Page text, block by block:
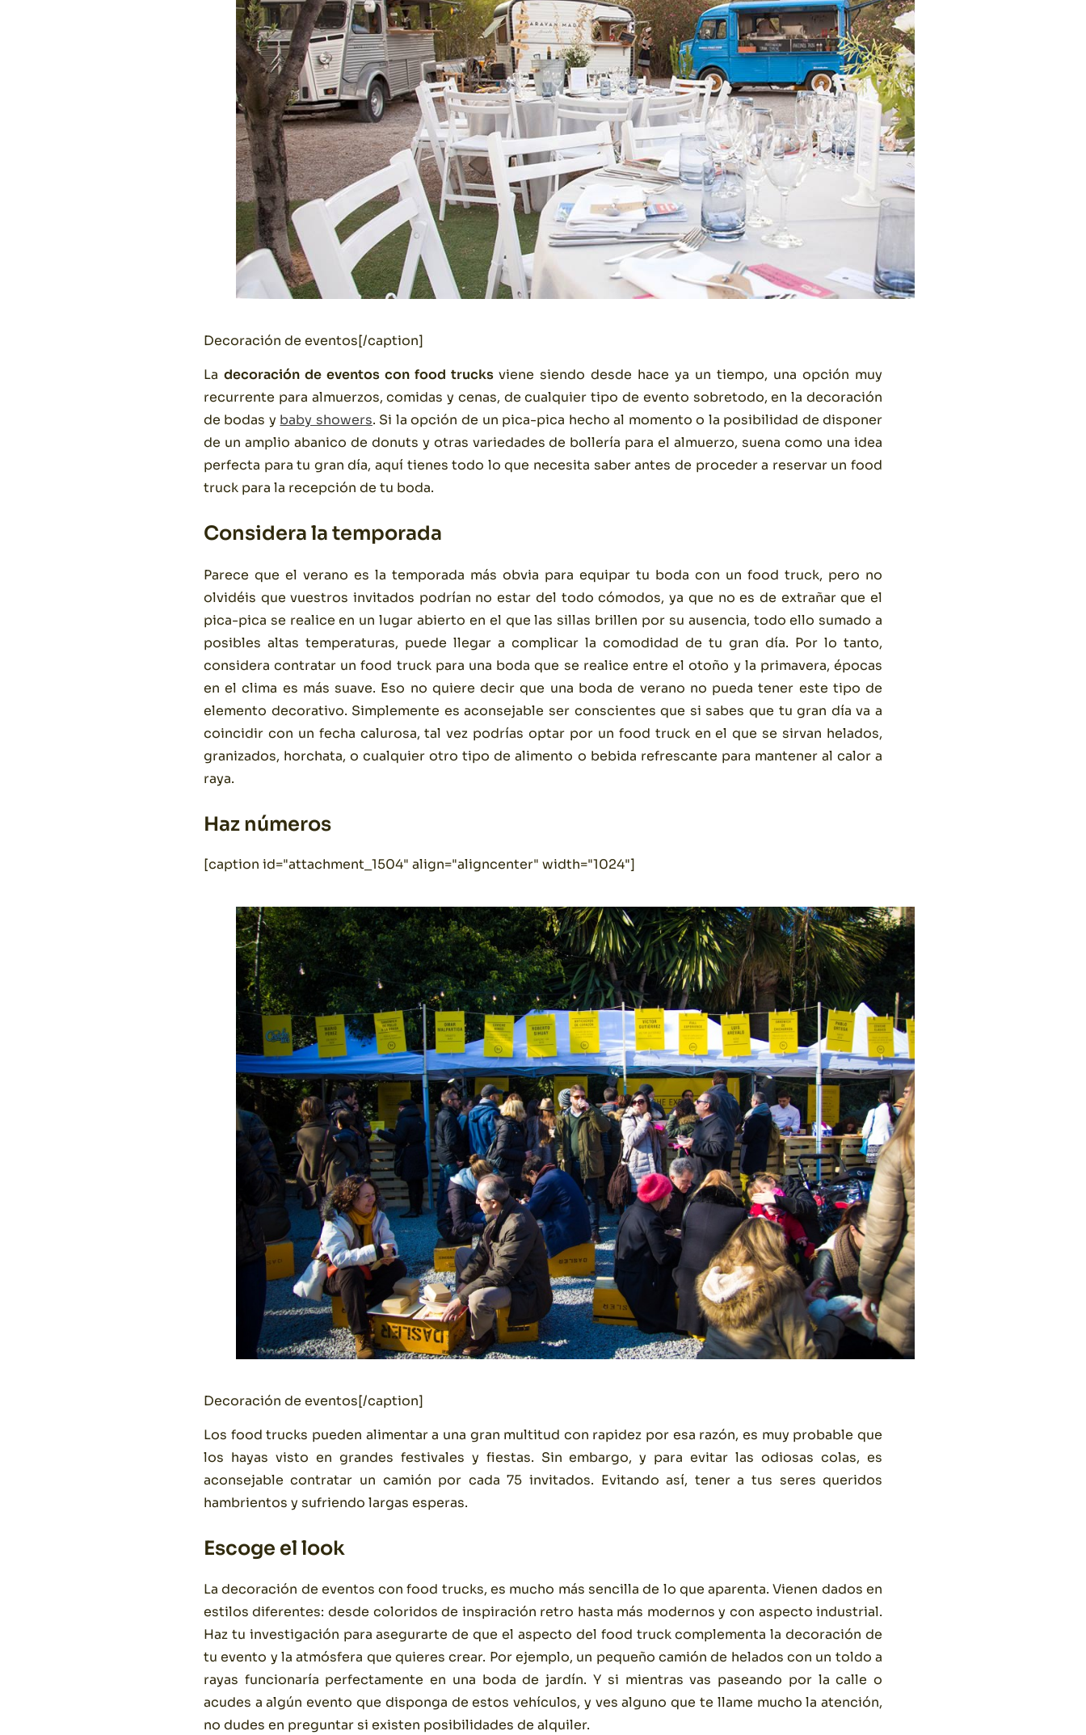
Decoración de eventos[/caption]
La decoración de eventos con food trucks viene siendo desde hace ya un tiempo, una opción muy
recurrente para almuerzos, comidas y cenas, de cualquier tipo de evento sobretodo, en la decoración
de bodas y baby showers. Si la opción de un pica-pica hecho al momento o la posibilidad de disponer
de un amplio abanico de donuts y otras variedades de bollería para el almuerzo, suena como una idea
perfecta para tu gran día, aquí tienes todo lo que necesita saber antes de proceder a reservar un food
truck para la recepción de tu boda.
Considera la temporada
Parece que el verano es la temporada más obvia para equipar tu boda con un food truck, pero no
olvidéis que vuestros invitados podrían no estar del todo cómodos, ya que no es de extrañar que el
pica-pica se realice en un lugar abierto en el que las sillas brillen por su ausencia, todo ello sumado a
posibles altas temperaturas, puede llegar a complicar la comodidad de tu gran día. Por lo tanto,
considera contratar un food truck para una boda que se realice entre el otoño y la primavera, épocas
en el clima es más suave. Eso no quiere decir que una boda de verano no pueda tener este tipo de
elemento decorativo. Simplemente es aconsejable ser conscientes que si sabes que tu gran día va a
coincidir con un fecha calurosa, tal vez podrías optar por un food truck en el que se sirvan helados,
granizados, horchata, o cualquier otro tipo de alimento o bebida refrescante para mantener al calor a
raya.
Haz números
[caption id="attachment_1504" align="aligncenter" width="1024"]
Decoración de eventos[/caption]
Los food trucks pueden alimentar a una gran multitud con rapidez por esa razón, es muy probable que
los hayas visto en grandes festivales y fiestas. Sin embargo, y para evitar las odiosas colas, es
aconsejable contratar un camión por cada 75 invitados. Evitando así, tener a tus seres queridos
hambrientos y sufriendo largas esperas.
Escoge el look
La decoración de eventos con food trucks, es mucho más sencilla de lo que aparenta. Vienen dados en
estilos diferentes: desde coloridos de inspiración retro hasta más modernos y con aspecto industrial.
Haz tu investigación para asegurarte de que el aspecto del food truck complementa la decoración de
tu evento y la atmósfera que quieres crear. Por ejemplo, un pequeño camión de helados con un toldo a
rayas funcionaría perfectamente en una boda de jardín. Y si mientras vas paseando por la calle o
acudes a algún evento que disponga de estos vehículos, y ves alguno que te llame mucho la atención,
no dudes en preguntar si existen posibilidades de alquiler.